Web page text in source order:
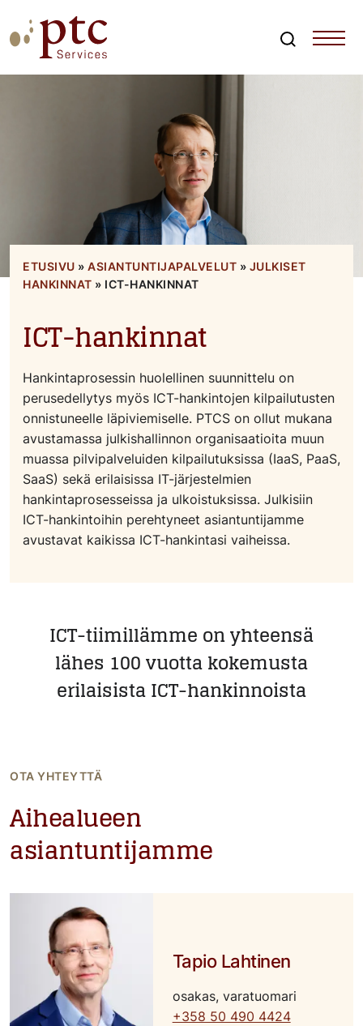
to
content
ETUSIVU » ASIANTUNTIJAPALVELUT » JULKISET
HANKINNAT » ICT-HANKINNAT
ICT-hankinnat
Hankintaprosessin huolellinen suunnittelu on
perusedellytys myös ICT-hankintojen kilpailutusten
onnistuneelle läpiviemiselle. PTCS on ollut mukana
avustamassa julkishallinnon organisaatioita muun
muassa pilvipalveluiden kilpailutuksissa (IaaS, PaaS,
SaaS) sekä erilaisissa IT-järjestelmien
hankintaprosesseissa ja ulkoistuksissa. Julkisiin
ICT-hankintoihin perehtyneet asiantuntijamme
avustavat kaikissa ICT-hankintasi vaiheissa.
ICT-tiimillämme on yhteensä
lähes 100 vuotta kokemusta
erilaisista ICT-hankinnoista
OTA YHTEYTTÄ
Aihealueen
asiantuntijamme
Tapio Lahtinen
osakas, varatuomari
+358 50 490 4424